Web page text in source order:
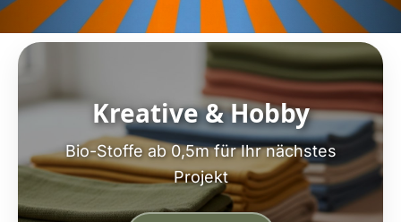
Kreative & Hobby
Bio-Stoffe ab 0,5m für Ihr nächstes
Projekt